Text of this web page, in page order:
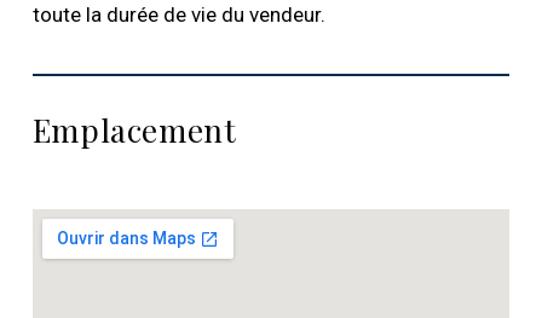
toute la durée de vie du vendeur.
Emplacement